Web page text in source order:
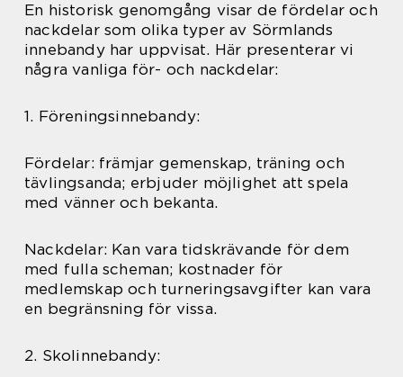
En historisk genomgång visar de fördelar och
nackdelar som olika typer av Sörmlands
innebandy har uppvisat. Här presenterar vi
några vanliga för- och nackdelar:
1. Föreningsinnebandy:
Fördelar: främjar gemenskap, träning och
tävlingsanda; erbjuder möjlighet att spela
med vänner och bekanta.
Nackdelar: Kan vara tidskrävande för dem
med fulla scheman; kostnader för
medlemskap och turneringsavgifter kan vara
en begränsning för vissa.
2. Skolinnebandy: